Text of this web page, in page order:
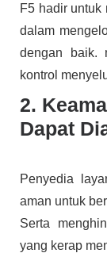
F5 hadir untuk
dalam
dengan baik.
kontrol
2.
Dapat
Penyedia
aman untuk
Serta
yang kerap